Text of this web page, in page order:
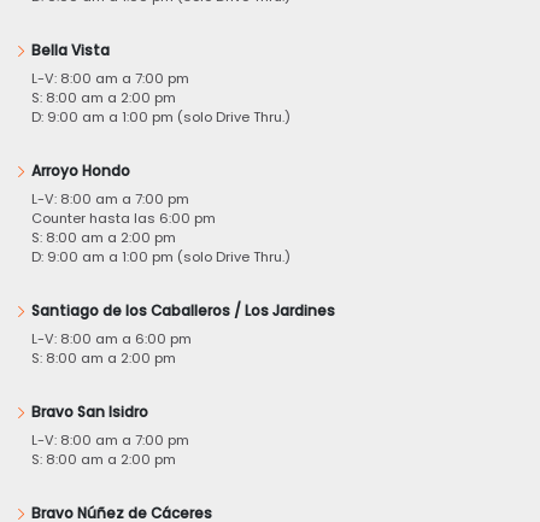
Bella Vista
L-V: 8:00 am a 7:00 pm
S: 8:00 am a 2:00 pm
D: 9:00 am a 1:00 pm (solo Drive Thru.)
Arroyo Hondo
L-V: 8:00 am a 7:00 pm
Counter hasta las 6:00 pm
S: 8:00 am a 2:00 pm
D: 9:00 am a 1:00 pm (solo Drive Thru.)
Santiago de los Caballeros / Los Jardines
L-V: 8:00 am a 6:00 pm
S: 8:00 am a 2:00 pm
Bravo San Isidro
L-V: 8:00 am a 7:00 pm
S: 8:00 am a 2:00 pm
Bravo Núñez de Cáceres